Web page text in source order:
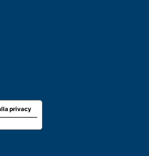
privacy